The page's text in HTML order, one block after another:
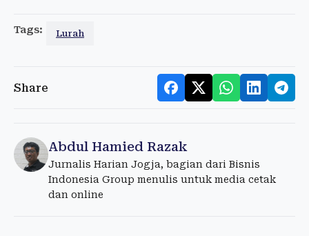
Tags: Lurah
Share
Abdul Hamied Razak
Jurnalis Harian Jogja, bagian dari Bisnis
Indonesia Group menulis untuk media cetak
dan online